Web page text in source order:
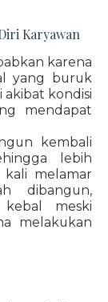
Karyawan
karena
yang buruk
akibat kondisi
mendapat
kembali
lebih
melamar
dibangun,
meski
melakukan